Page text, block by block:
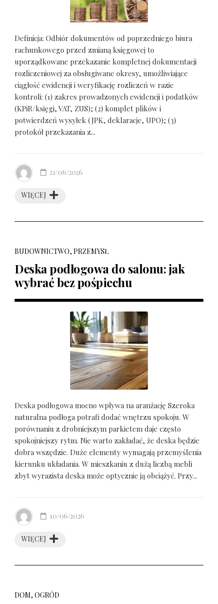
Definicja: Odbiór dokumentów od poprzedniego biura
rachunkowego przed zmianą księgowej to
uporządkowane przekazanie kompletnej dokumentacji
rozliczeniowej za obsługiwane okresy, umożliwiające
ciągłość ewidencji i weryfikację rozliczeń w razie
kontroli: (1) zakres prowadzonych ewidencji i podatków
(KPiR/księgi, VAT, ZUS); (2) komplet plików i
potwierdzeń wysyłek (JPK, deklaracje, UPO); (3)
protokół przekazania z...
WIĘCEJ
21/06/2026
BUDOWNICTWO, PRZEMYSŁ
Deska podłogowa do salonu: jak
wybrać bez pośpiechu
Deska podłogowa mocno wpływa na aranżację Szeroka
naturalna podłoga potrafi dodać wnętrzu spokoju. W
porównaniu z drobniejszym parkietem daje często
spokojniejszy rytm. Nie warto zakładać, że deska będzie
dobra wszędzie. Duże elementy wymagają przemyślenia
kierunku układania. W mieszkaniu z dużą liczbą mebli
zbyt wyrazista deska może optycznie ją obciążyć. Przy...
WIĘCEJ
10/06/2026
DOM, OGRÓD